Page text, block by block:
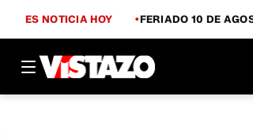
ES NOTICIA HOY FERIADO 10 DE